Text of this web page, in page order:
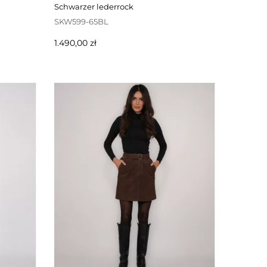
schwarzer lederrock
SKW599-65BL
Preis
1.490,00 zł